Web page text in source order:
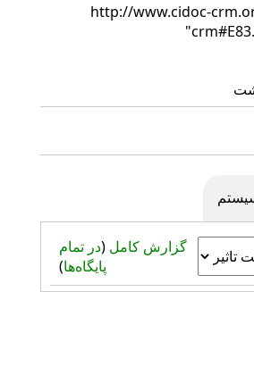
"http://www.cidoc-
گزارش کامل (در تمام
پایگاه‌ها)